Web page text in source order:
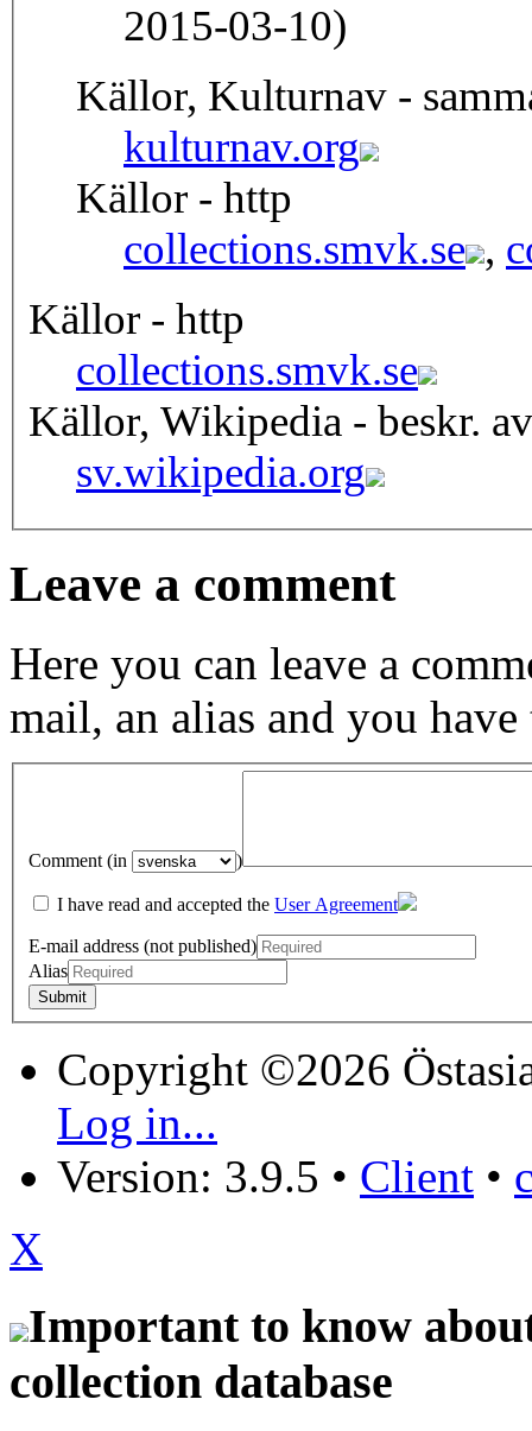
2015-03-10)
Källor, Kulturnav -
kulturnav.org
Källor - http
collections.smvk.se ,
Källor - http
collections.smvk.se
Källor, Wikipedia - beskr. av
sv.wikipedia.org
Leave a comment
Here you can leave a
mail, an alias and you
Comment (in )
I have read and accepted the User Agreement
E-mail address (not published)
Alias
Copyright ©2026
Log in...
Version: 3.9.5 • Client •
X
Important to know
collection database